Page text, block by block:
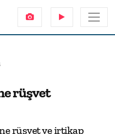
rüşvet
rüşvet ve irtikap